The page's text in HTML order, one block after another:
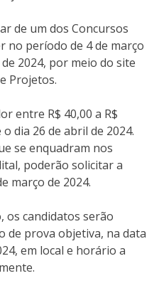
de um dos Concursos
no período de 4 de março
2024, por meio do site
Projetos.
entre R$ 40,00 a R$
dia 26 de abril de 2024.
se enquadram nos
poderão solicitar a
março de 2024.
os candidatos serão
de prova objetiva, na data
em local e horário a